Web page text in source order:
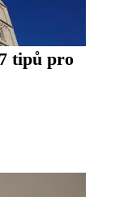
tipů pro